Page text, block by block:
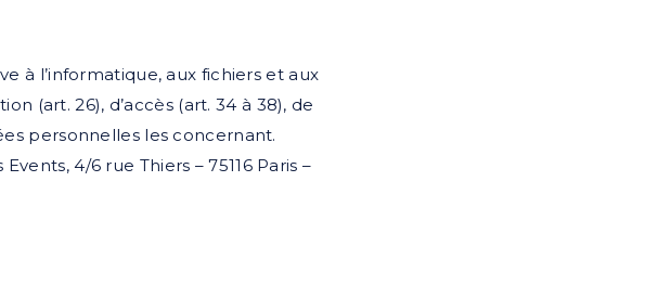
à l’informatique, aux fichiers et aux
(art. 26), d’accès (art. 34 à 38), de
personnelles les concernant.
4/6 rue Thiers – 75116 Paris –